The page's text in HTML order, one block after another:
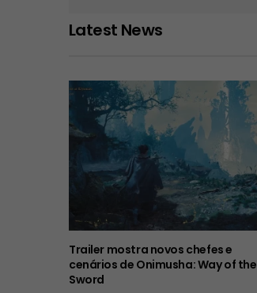
Latest News
Trailer mostra novos chefes e
cenários de Onimusha: Way of the
Sword